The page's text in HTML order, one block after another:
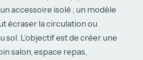
accessoire isolé ; un modèle
écraser la circulation ou
sol. L’objectif est de créer une
salon, espace repas,